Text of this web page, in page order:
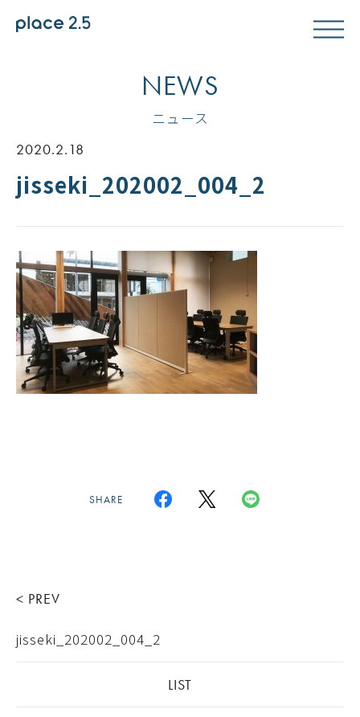
NEWS
ニュース
2020.2.18
jisseki_202002_004_2
SHARE
< PREV
jisseki_202002_004_2
LIST